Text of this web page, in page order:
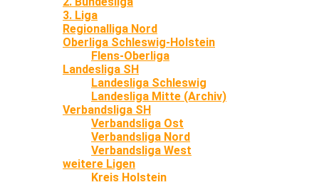
3. Liga
Regionalliga Nord
Oberliga Schleswig-Holstein
Flens-Oberliga
Landesliga SH
Landesliga Schleswig
Landesliga Mitte (Archiv)
Verbandsliga SH
Verbandsliga Ost
Verbandsliga Nord
Verbandsliga West
weitere Ligen
Kreis Holstein